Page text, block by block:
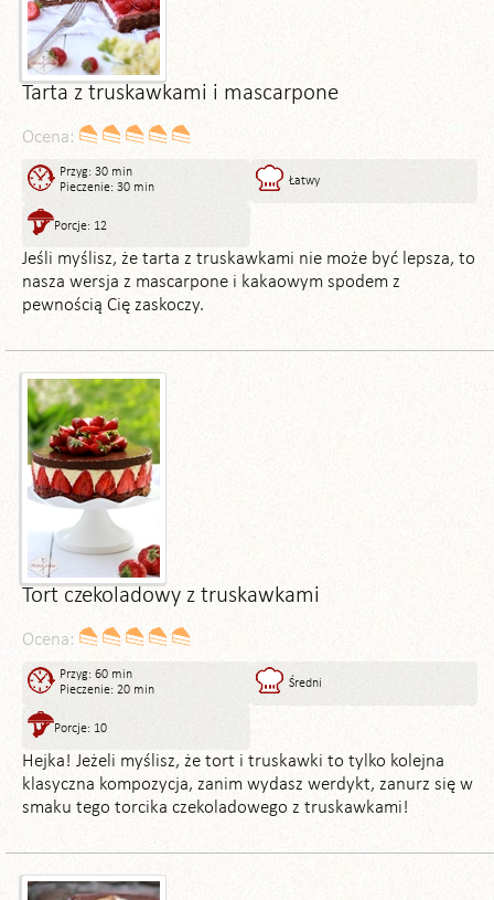
Tarta z truskawkami i mascarpone
Ocena:
Przyg: 30 min
Pieczenie: 30 min
Łatwy
Porcje: 12
Jeśli myślisz, że tarta z truskawkami nie może być lepsza, to
nasza wersja z mascarpone i kakaowym spodem z
pewnością Cię zaskoczy.
Tort czekoladowy z truskawkami
Ocena:
Przyg: 60 min
Pieczenie: 20 min
Średni
Porcje: 10
Hejka! Jeżeli myślisz, że tort i truskawki to tylko kolejna
klasyczna kompozycja, zanim wydasz werdykt, zanurz się w
smaku tego torcika czekoladowego z truskawkami!